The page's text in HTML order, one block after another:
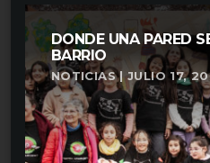
DONDE UNA PARED
BARRIO
NOTICIAS | JULIO 17,